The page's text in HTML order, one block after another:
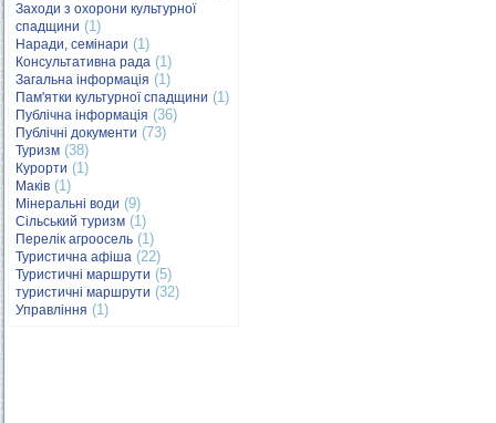
Заходи з охорони культурної
спадщини (1)
Наради, семінари (1)
Консультативна рада (1)
Загальна інформація (1)
Пам'ятки культурної спадщини (1)
Публічна інформація (36)
Публічні документи (73)
Туризм (38)
Курорти (1)
Маків (1)
Мінеральні води (9)
Сільський туризм (1)
Перелік агроосель (1)
Туристична афіша (22)
Туристичні маршрути (5)
туристичні маршрути (32)
Управління (1)